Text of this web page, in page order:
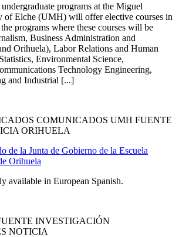
programs at the Miguel
of Elche (UMH) will offer elective courses in
programs where these courses will be
Business Administration and
Orihuela), Labor Relations and Human
Environmental Science,
Technology Engineering,
and Industrial [...]
COMUNICADOS UMH FUENTE
ORIHUELA
de la Junta de Gobierno de la Escuela
Orihuela
available in European Spanish.
INVESTIGACIÓN
NOTICIA